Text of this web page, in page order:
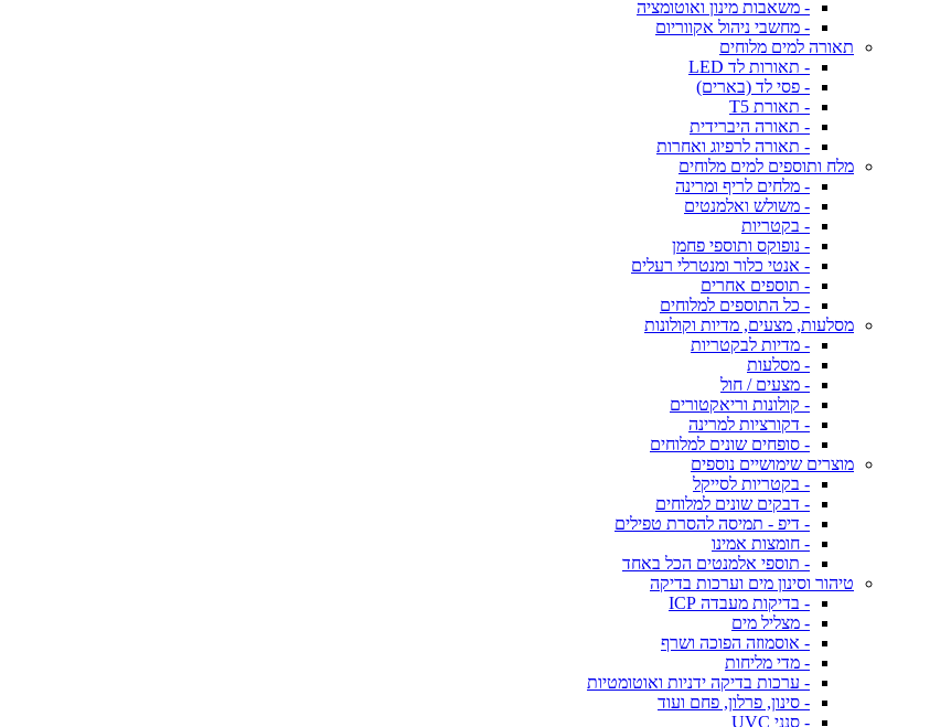
- משאבות מינון ואוטומציה
- מחשבי ניהול אקווריום
תאורה למים מלוחים
- תאורות לד LED
- פסי לד (בארים)
- תאורת T5
- תאורה היברידית
- תאורה לרפיוג ואחרות
מלח ותוספים למים מלוחים
- מלחים לריף ומרינה
- משולש ואלמנטים
- בקטריות
- נופוקס ותוספי פחמן
- אנטי כלור ומנטרלי רעלים
- תוספים אחרים
- כל התוספים למלוחים
מסלעות, מצעים, מדיות וקולונות
- מדיות לבקטריות
- מסלעות
- מצעים / חול
- קולונות וריאקטורים
- דקורציות למרינה
- סופחים שונים למלוחים
מוצרים שימושיים נוספים
- בקטריות לסייקל
- דבקים שונים למלוחים
- דיפ - תמיסה להסרת טפילים
- חומצות אמינו
- תוספי אלמנטים הכל באחד
טיהור וסינון מים וערכות בדיקה
- בדיקות מעבדה ICP
- מצליל מים
- אוסמוזה הפוכה ושרף
- מדי מליחות
- ערכות בדיקה ידניות ואוטומטיות
- סינון, פרלון, פחם ועוד
- סנני UVC